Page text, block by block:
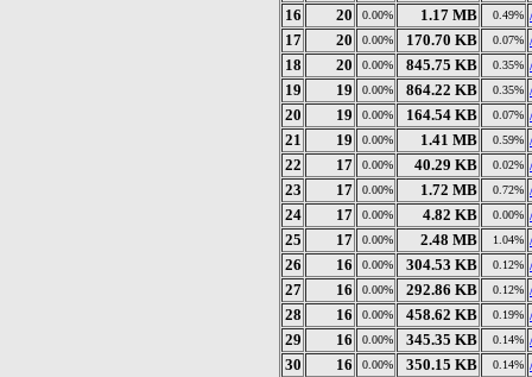
16
20 0.00% 1.17 MB 0.49%
17
20 0.00% 170.70 KB 0.07%
18
20 0.00% 845.75 KB 0.35%
19
19 0.00% 864.22 KB 0.35%
20
19 0.00% 164.54 KB 0.07%
21
19 0.00% 1.41 MB 0.59%
22
17 0.00% 40.29 KB 0.02%
23
17 0.00% 1.72 MB 0.72%
24
17 0.00% 4.82 KB 0.00%
25
17 0.00% 2.48 MB 1.04%
26
16 0.00% 304.53 KB 0.12%
27
16 0.00% 292.86 KB 0.12%
28
16 0.00% 458.62 KB 0.19%
29
16 0.00% 345.35 KB 0.14%
30
16 0.00% 350.15 KB 0.14%